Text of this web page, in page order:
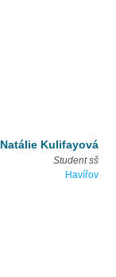
Natálie Kulifayová
Student sš
Havířov